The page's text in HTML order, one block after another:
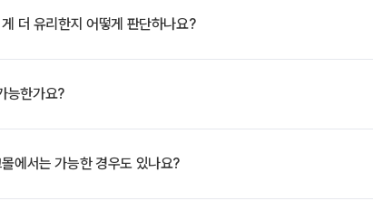
더 유리한지 어떻게 판단하나요?
능한가요?
에서는 가능한 경우도 있나요?